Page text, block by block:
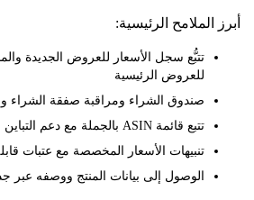
الرئيسية:
تتبُّع سجل الأسعار للعروض الجديدة والمستعملة
للعروض الرئيسية
صندوق الشراء ومراقبة صفقة الشراء والقسيمة
تتبع قائمة ASIN بالجملة مع دعم التباين
تنبيهات الأسعار المخصصة مع عتبات قابلة
الوصول إلى بيانات المنتج ووصفه عبر جداول